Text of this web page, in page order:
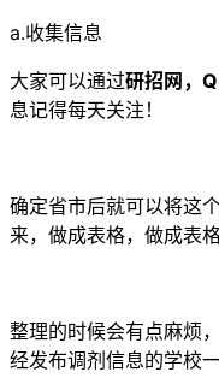
a.收集信息
大家可以通过研招网，
息记得每天关注！
确定省市后就可以将这
来，做成表格，做成表
整理的时候会有点麻烦
经发布调剂信息的学校